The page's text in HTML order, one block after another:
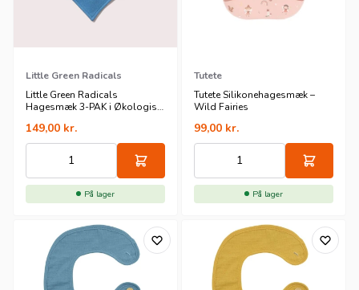
Little Green Radicals
Little Green Radicals
Hagesmæk 3-PAK i Økologisk
149,00 kr.
På lager
Tutete
Tutete Silikonehagesmæk –
Wild Fairies
99,00 kr.
På lager